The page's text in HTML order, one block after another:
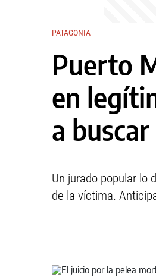
PATAGONIA
Puerto
en
a
Un jurado popular lo
de la víctima.